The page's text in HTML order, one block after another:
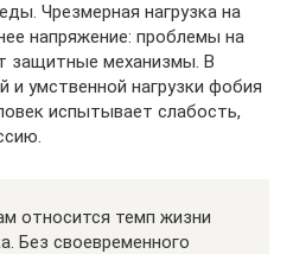
Чрезмерная нагрузка на
напряжение: проблемы на
защитные механизмы. В
и умственной нагрузки фобия
испытывает слабость,
относится темп жизни
Без своевременного